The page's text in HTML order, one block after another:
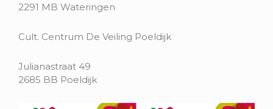
2291 MB Wateringen
Cult. Centrum De Veiling Poeldijk
Julianastraat 49
2685 BB Poeldijk